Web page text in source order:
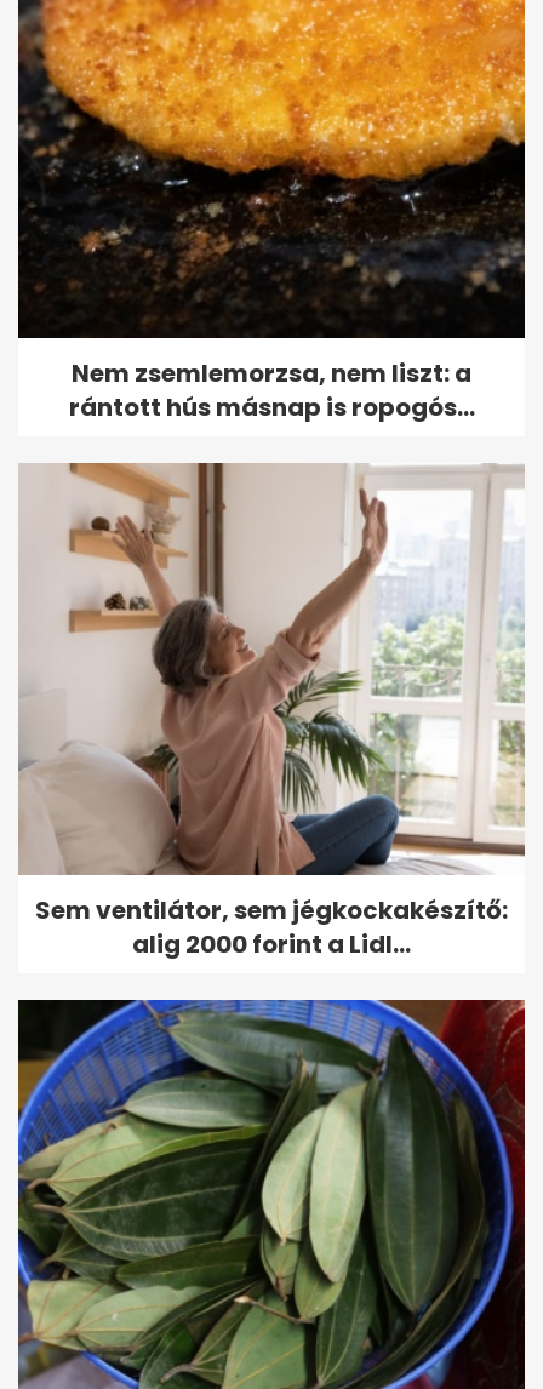
Nem zsemlemorzsa, nem liszt: a
rántott hús másnap is ropogós...
Sem ventilátor, sem jégkockakészítő:
alig 2000 forint a Lidl...